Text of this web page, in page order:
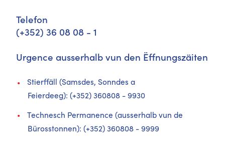
Telefon
(+352) 36 08 08 - 1
​Urgence ausserhalb vun den Ëffnungszäiten
Stierffäll (Samsdes, Sonndes a
Feierdeeg):(+352)360808 - 9930
​Technesch Permanence (ausserhalb vun de
Bürosstonnen): (+352) 360808 - 9999